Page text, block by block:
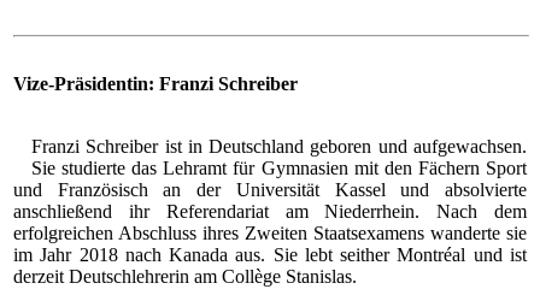
Vize-Präsidentin: Franzi Schreiber
Franzi Schreiber ist in Deutschland geboren und aufgewachsen.
Sie studierte das Lehramt für Gymnasien mit den Fächern Sport
und Französisch an der Universität Kassel und absolvierte
anschließend ihr Referendariat am Niederrhein. Nach dem
erfolgreichen Abschluss ihres Zweiten Staatsexamens wanderte sie
im Jahr 2018 nach Kanada aus. Sie lebt seither Montréal und ist
derzeit Deutschlehrerin am Collège Stanislas.